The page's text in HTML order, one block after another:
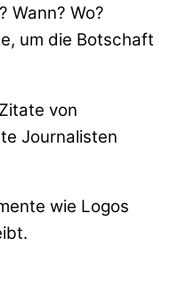
Wann? Wo?
um die Botschaft
von
Journalisten
wie Logos